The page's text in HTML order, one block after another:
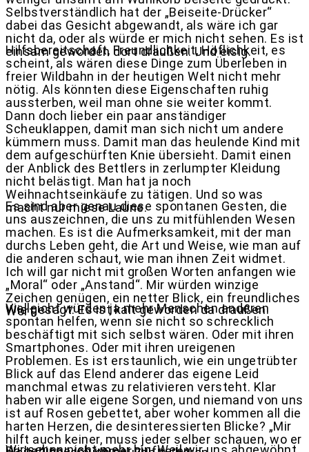
Selbstverständlich hat der „Beiseite-Drücker“
dabei das Gesicht abgewandt, als wäre ich gar
nicht da, oder als würde er mich nicht sehen. Es ist
einsam geworden dort draußen. Und eisig.
Hilfsbereitschaft, Freundlichkeit, Höflichkeit, es
scheint, als wären diese Dinge zum Überleben in
freier Wildbahn in der heutigen Welt nicht mehr
nötig. Als könnten diese Eigenschaften ruhig
aussterben, weil man ohne sie weiter kommt.
Dann doch lieber ein paar anständiger
Scheuklappen, damit man sich nicht um andere
kümmern muss. Damit man das heulende Kind mit
dem aufgeschürften Knie übersieht. Damit einen
der Anblick des Bettlers in zerlumpter Kleidung
nicht belästigt. Man hat ja noch
Weihnachtseinkäufe zu tätigen. Und so was
macht nur miese Laune.
Es sind aber genau diese spontanen Gesten, die
uns auszeichnen, die uns zu mitfühlenden Wesen
machen. Es ist die Aufmerksamkeit, mit der man
durchs Leben geht, die Art und Weise, wie man auf
die anderen schaut, wie man ihnen Zeit widmet.
Ich will gar nicht mit großen Worten anfangen wie
„Moral“ oder „Anstand“. Mir würden winzige
Zeichen genügen, ein netter Blick, ein freundliches
Wort.
Wie gesagt: Es ist kalt geworden da draußen.
Vielleicht würden ja mehr Menschen anderen
spontan helfen, wenn sie nicht so schrecklich
beschäftigt mit sich selbst wären. Oder mit ihren
Smartphones. Oder mit ihren ureigenen
Problemen. Es ist erstaunlich, wie ein ungetrübter
Blick auf das Elend anderer das eigene Leid
manchmal etwas zu relativieren versteht. Klar
haben wir alle eigene Sorgen, und niemand von uns
ist auf Rosen gebettet, aber woher kommen all die
harten Herzen, die desinteressierten Blicke? „Mir
hilft auch keiner, muss jeder selber schauen, wo er